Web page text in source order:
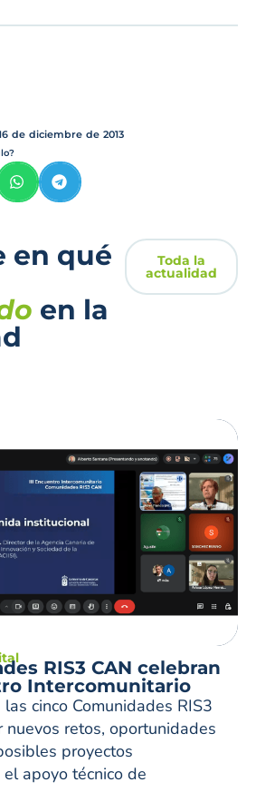
de diciembre de 2013
en qué
en la
Toda la
actualidad
RIS3 CAN celebran
Intercomunitario
cinco Comunidades RIS3
nuevos retos, oportunidades
proyectos
apoyo técnico de